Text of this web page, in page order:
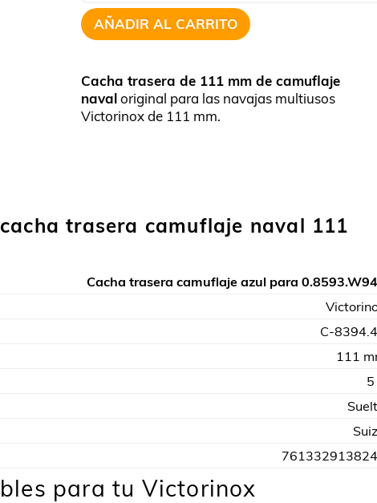
AÑADIR AL CARRITO
Cacha trasera de 111 mm de camuflaje
navaloriginal para las navajas multiusos
Victorinox de 111 mm.
trasera camuflaje naval 111
Cacha trasera camuflaje azul para
C-
111
para tu Victorinox